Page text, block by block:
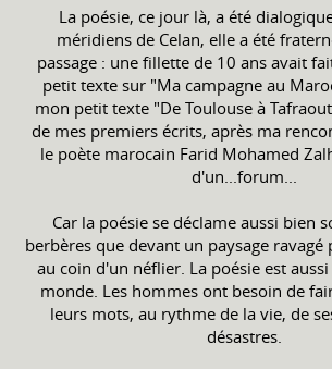
La poésie, ce jour là, a été
méridiens de Celan, elle a été
passage : une fillette de 10 ans avait
petit texte sur "Ma campagne au
mon petit texte "De Toulouse à
de mes premiers écrits, après ma
le poète marocain Farid Mohamed
d'un...forum...
Car la poésie se déclame aussi bien
berbères que devant un paysage
au coin d'un néflier. La poésie est
monde. Les hommes ont besoin de
leurs mots, au rythme de la vie, de
désastres.